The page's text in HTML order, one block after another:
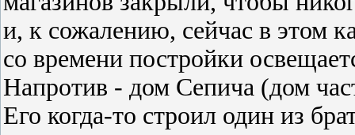
и, к сожалению, сейчас в этом
со времени постройки
Напротив - дом Сепича (дом
Его когда-то строил один из